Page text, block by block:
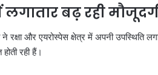
में लगातार बढ़ रही
ने रक्षा और एयरोस्पेस क्षेत्र में अपनी उपस्थिति
रही हैं।